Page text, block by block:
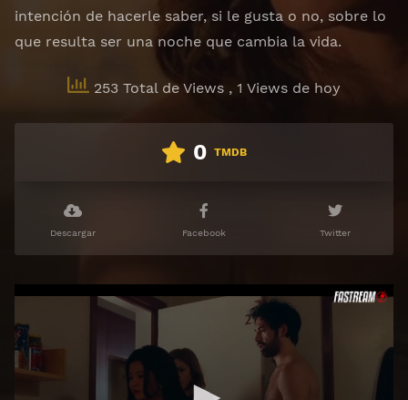
intención de hacerle saber, si le gusta o no, sobre lo
que resulta ser una noche que cambia la vida.
253 Total de Views , 1 Views de hoy
0 TMDB
Descargar Facebook Twitter